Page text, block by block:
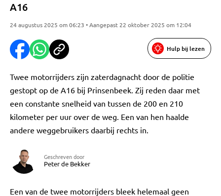
A16
24 augustus 2025 om 06:23 • Aangepast 22 oktober 2025 om 12:04
Hulp bij lezen
Twee motorrijders zijn zaterdagnacht door de politie
gestopt op de A16 bij Prinsenbeek. Zij reden daar met
een constante snelheid van tussen de 200 en 210
kilometer per uur over de weg. Een van hen haalde
andere weggebruikers daarbij rechts in.
Geschreven door
Peter de Bekker
Een van de twee motorrijders bleek helemaal geen